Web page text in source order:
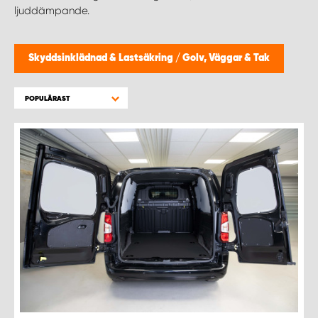
ljuddämpande.
Skyddsinklädnad & Lastsäkring / Golv, Väggar & Tak
POPULÄRAST
WORK SYSTEM HELSINGBORG
WORK SYSTEM JÖNKÖPING
WORK SYSTEM KARLSTAD
WORK SYSTEM KIRUNA
WORK SYSTEM KRISTIANSTAD
WORK SYSTEM LINKÖPING
WORK SYSTEM LULEÅ